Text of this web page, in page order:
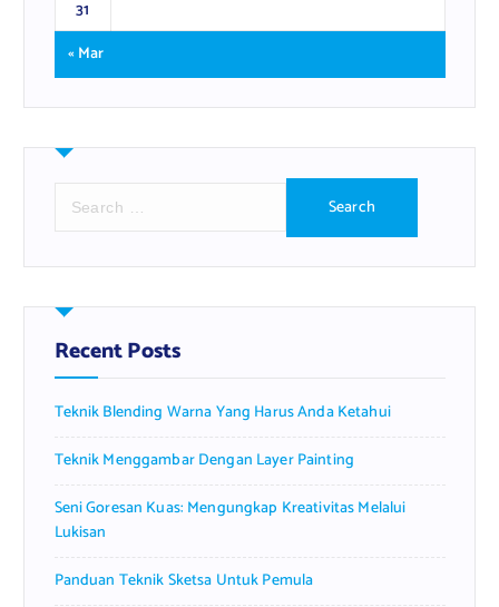
31
« Mar
r
h
f
o
:
Recent Posts
Teknik Blending Warna Yang Harus Anda Ketahui
Teknik Menggambar Dengan Layer Painting
Seni Goresan Kuas: Mengungkap Kreativitas Melalui
Lukisan
Panduan Teknik Sketsa Untuk Pemula